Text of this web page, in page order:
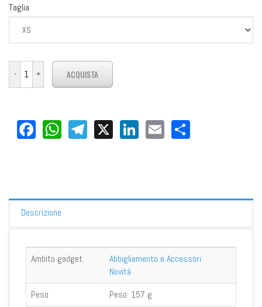
Taglia
Facebook
WhatsApp
Telegram
X LinkedIn
Email
Descrizione
Ambito gadget
Abbigliamento e Accessori
Novità
Peso
Peso: 157 g